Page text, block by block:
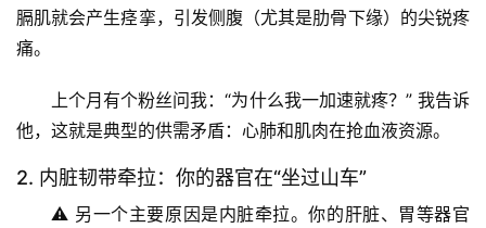
膈肌就会产生痉挛，引发侧腹（尤其是肋骨下缘）的尖锐疼
痛。
上个月有个粉丝问我：“为什么我一加速就疼？” 我告诉
他，这就是典型的供需矛盾：心肺和肌肉在抢血液资源。
2. 内脏韧带牵拉：你的器官在“坐过山车”
⚠️ 另一个主要原因是内脏牵拉。你的肝脏、胃等器官